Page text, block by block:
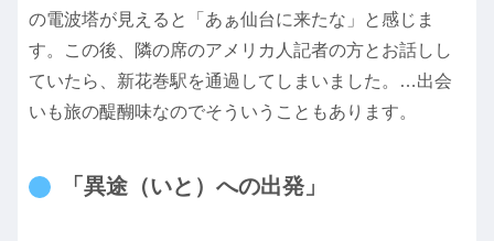
の電波塔が見えると「あぁ仙台に来たな」と感じま
す。この後、隣の席のアメリカ人記者の方とお話しし
ていたら、新花巻駅を通過してしまいました。…出会
いも旅の醍醐味なのでそういうこともあります。
「異途（いと）への出発」